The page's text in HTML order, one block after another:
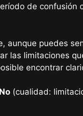
de confusión
aunque puedes
las limitaciones
encontrar
No (cualidad: